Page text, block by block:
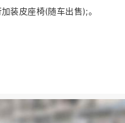
装皮座椅(随车出售);。